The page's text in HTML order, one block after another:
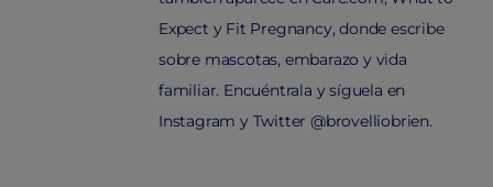
Expect y Fit Pregnancy, donde escribe
sobre mascotas, embarazo y vida
familiar. Encuéntrala y síguela en
Instagram y Twitter @brovelliobrien.